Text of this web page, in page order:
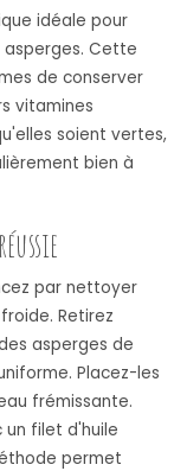
idéale pour
asperges. Cette
de conserver
vitamines
soient vertes,
bien à
par nettoyer
Retirez
asperges de
Placez-les
frémissante.
un filet d'huile
permet